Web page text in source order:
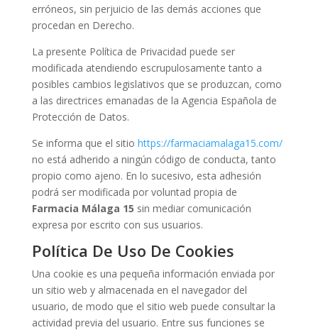
erróneos, sin perjuicio de las demás acciones que
procedan en Derecho.
La presente Política de Privacidad puede ser
modificada atendiendo escrupulosamente tanto a
posibles cambios legislativos que se produzcan, como
a las directrices emanadas de la Agencia Española de
Protección de Datos.
Se informa que el sitio https://farmaciamalaga15.com/
no está adherido a ningún código de conducta, tanto
propio como ajeno. En lo sucesivo, esta adhesión
podrá ser modificada por voluntad propia de
Farmacia Málaga 15 sin mediar comunicación
expresa por escrito con sus usuarios.
Política De Uso De Cookies
Una cookie es una pequeña información enviada por
un sitio web y almacenada en el navegador del
usuario, de modo que el sitio web puede consultar la
actividad previa del usuario. Entre sus funciones se